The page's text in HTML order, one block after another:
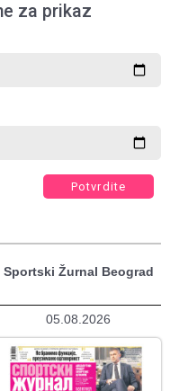
za prikaz
Potvrdite
Sportski Žurnal Beograd
05.08.2026